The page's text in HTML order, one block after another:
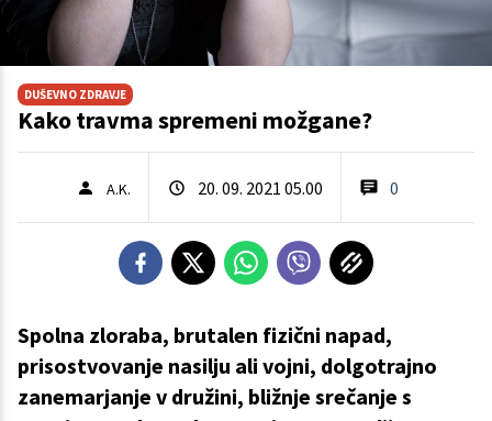
DUŠEVNO ZDRAVJE
Kako travma spremeni možgane?
A.K. 20. 09. 2021 05.00 0
Spolna zloraba, brutalen fizični napad,
prisostvovanje nasilju ali vojni, dolgotrajno
zanemarjanje v družini, bližnje srečanje s